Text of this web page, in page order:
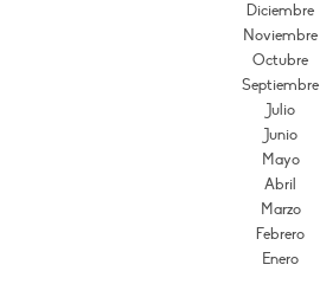
Diciembre
Noviembre
Octubre
Septiembre
Julio
Junio
Mayo
Abril
Marzo
Febrero
Enero